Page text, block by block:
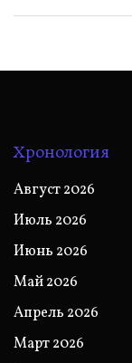
Хронология
Август 2026
Июль 2026
Июнь 2026
Май 2026
Апрель 2026
Март 2026